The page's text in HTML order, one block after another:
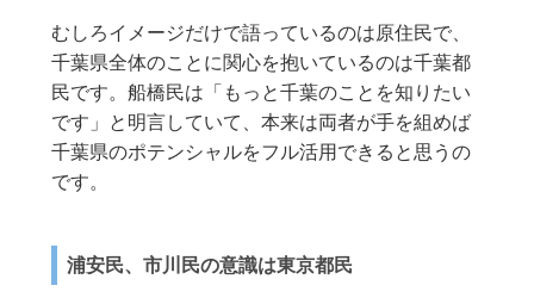
むしろイメージだけで語っているのは原住民で、
千葉県全体のことに関心を抱いているのは千葉都
民です。船橋民は「もっと千葉のことを知りたい
です」と明言していて、本来は両者が手を組めば
千葉県のポテンシャルをフル活用できると思うの
です。
浦安民、市川民の意識は東京都民